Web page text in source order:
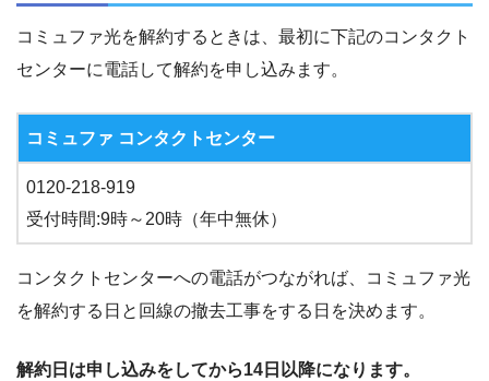
コミュファ光を解約するときは、最初に下記のコンタクト
センターに電話して解約を申し込みます。
コミュファ コンタクトセンター
0120-218-919
受付時間:9時～ 20時（年中無休）
コンタクトセンターへの電話がつながれば、コミュファ光
を解約する日と回線の撤去工事をする日を決めます。
解約日は申し込みをしてから14 日以降になります。